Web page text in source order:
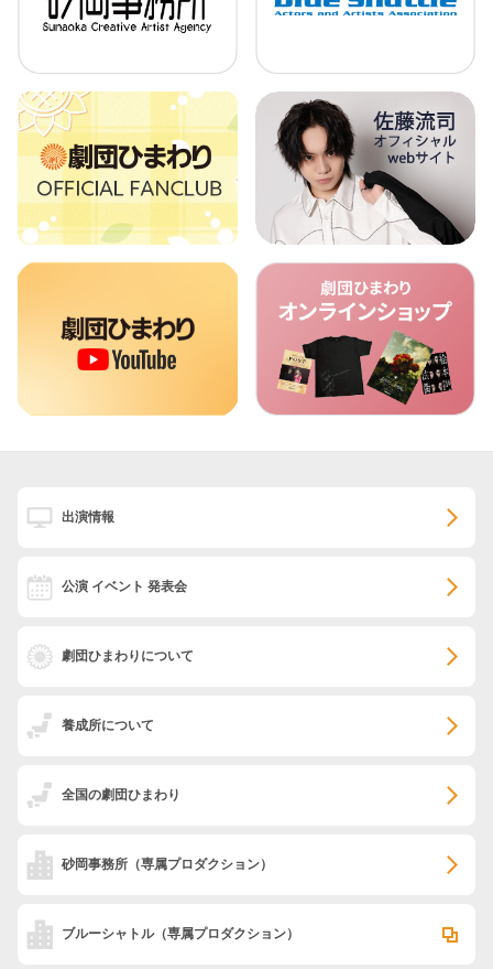
出演情報
公演 イベント 発表会
劇団ひまわりについて
養成所について
全国の劇団ひまわり
砂岡事務所 （専属プロダクション）
ブルーシャトル（専属プロダクション）